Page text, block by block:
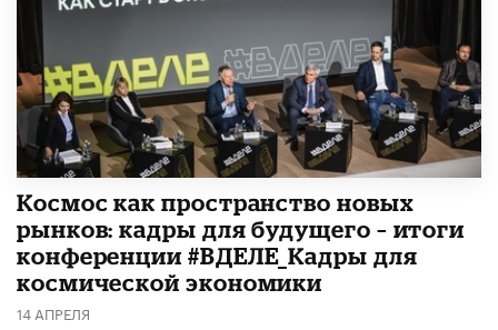
Космос как пространство новых
рынков: кадры для будущего – итоги
конференции #ВДЕЛЕ_Кадры для
космической экономики
14 АПРЕЛЯ